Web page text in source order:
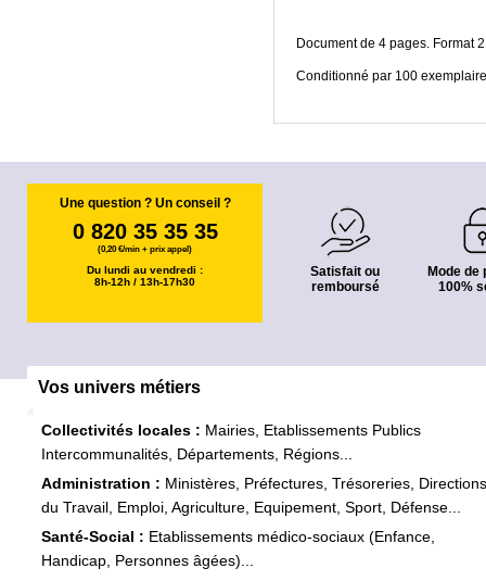
Document de 4 pages. Format
Conditionné par 100
Une question ? Un conseil ?
0 820 35 35 35
(0,20 €/min + prix appel)
Du lundi au vendredi :
8h-12h / 13h-17h30
Satisfait ou
remboursé
Mode de
100%
Vos univers métiers
Collectivités locales : Mairies, Etablissements Publics
Intercommunalités, Départements, Régions...
Administration : Ministères, Préfectures, Trésoreries, Directions
du Travail, Emploi, Agriculture, Equipement, Sport, Défense...
Santé-Social : Etablissements médico-sociaux (Enfance,
Handicap, Personnes âgées)...